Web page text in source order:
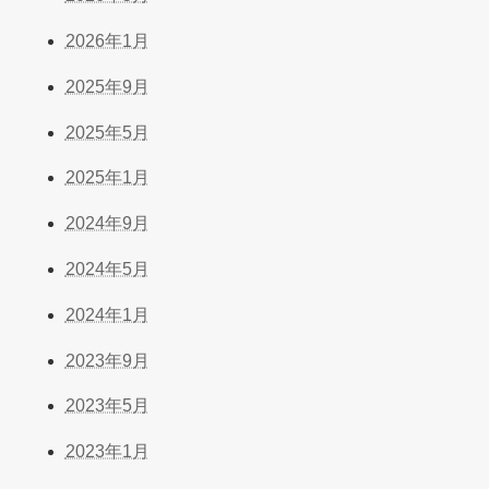
2026年1月
2025年9月
2025年5月
2025年1月
2024年9月
2024年5月
2024年1月
2023年9月
2023年5月
2023年1月